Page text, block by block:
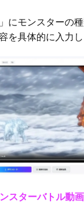
にモンスターの
を具体的に入力し
スターバトル動